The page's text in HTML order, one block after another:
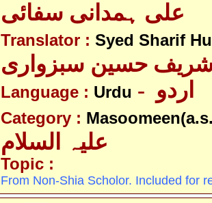
علی ہمدانی سفائی
Translator : Syed Sharif
حسین سبزواری
Language : Urdu
Category :
Topic :
From Non-Shia Scholor. Included for